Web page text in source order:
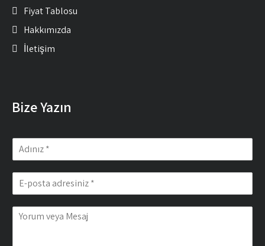
Fiyat Tablosu
Hakkımızda
İletişim
Bize Yazın